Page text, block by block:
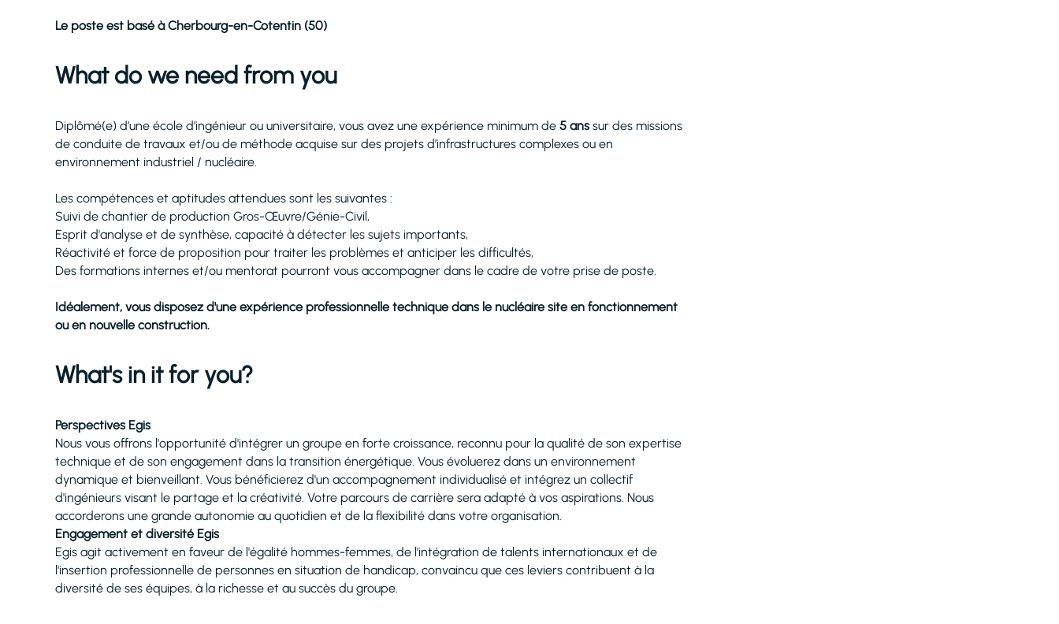
Le poste est basé à Cherbourg-en-Cotentin (50)
What do we need from you
Diplômé(e) d’une école d’ingénieur ou universitaire, vous avez une expérience minimum de 5 ans sur des missions
de conduite de travaux et/ou de méthode acquise sur des projets d’infrastructures complexes ou en
environnement industriel / nucléaire.
Les compétences et aptitudes attendues sont les suivantes :
Suivi de chantier de production Gros-Œuvre/Génie-Civil,
Esprit d'analyse et de synthèse, capacité à détecter les sujets importants,
Réactivité et force de proposition pour traiter les problèmes et anticiper les difficultés,
Des formations internes et/ou mentorat pourront vous accompagner dans le cadre de votre prise de poste.
Idéalement, vous disposez d'une expérience professionnelle technique dans le nucléaire site en fonctionnement
ou en nouvelle construction.
What's in it for you?
Perspectives Egis
Nous vous offrons l'opportunité d'intégrer un groupe en forte croissance, reconnu pour la qualité de son expertise
technique et de son engagement dans la transition énergétique. Vous évoluerez dans un environnement
dynamique et bienveillant. Vous bénéficierez d'un accompagnement individualisé et intégrez un collectif
d'ingénieurs visant le partage et la créativité. Votre parcours de carrière sera adapté à vos aspirations. Nous
accorderons une grande autonomie au quotidien et de la flexibilité dans votre organisation.
Engagement et diversité Egis
Egis agit activement en faveur de l'égalité hommes-femmes, de l'intégration de talents internationaux et de
l'insertion professionnelle de personnes en situation de handicap, convaincu que ces leviers contribuent à la
diversité de ses équipes, à la richesse et au succès du groupe.